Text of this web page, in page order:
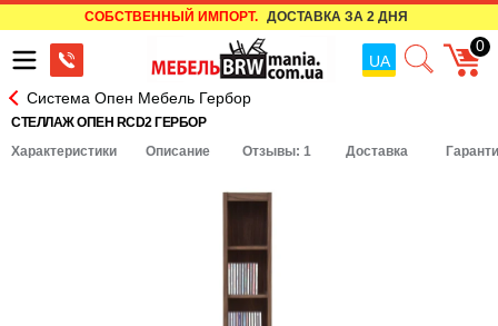
СОБСТВЕННЫЙ ИМПОРТ. ДОСТАВКА ЗА 2 ДНЯ
UA
0
Система Опен Мебель Гербор
СТЕЛЛАЖ ОПЕН RCD2 ГЕРБОР
Характеристики
Описание Отзывы: 1 Доставка